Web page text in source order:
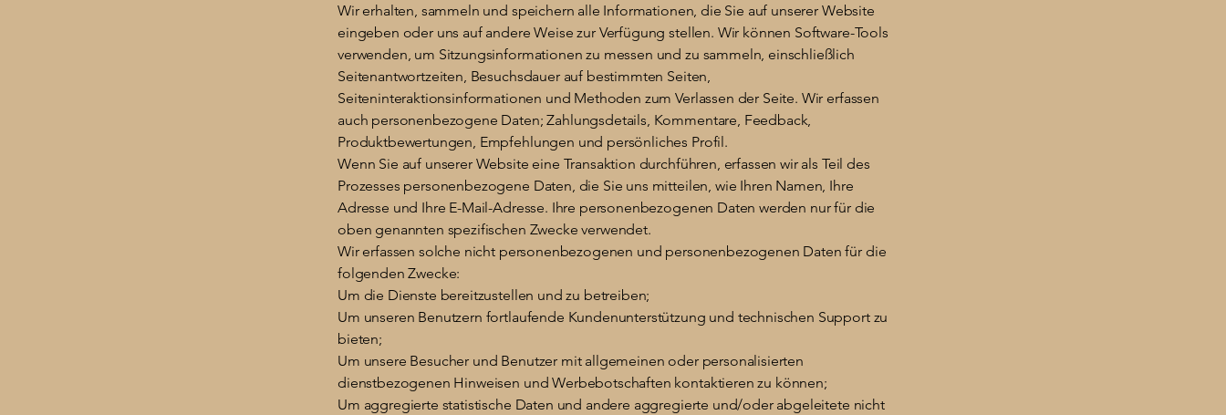
Wir erhalten, sammeln und speichern alle Informationen, die Sie auf unserer Website
eingeben oder uns auf andere Weise zur Verfügung stellen. Wir können Software-Tools
verwenden, um Sitzungsinformationen zu messen und zu sammeln, einschließlich
Seitenantwortzeiten, Besuchsdauer auf bestimmten Seiten,
Seiteninteraktionsinformationen und Methoden zum Verlassen der Seite. Wir erfassen
auch personenbezogene Daten; Zahlungsdetails, Kommentare, Feedback,
Produktbewertungen, Empfehlungen und persönliches Profil.
Wenn Sie auf unserer Website eine Transaktion durchführen, erfassen wir als Teil des
Prozesses personenbezogene Daten, die Sie uns mitteilen, wie Ihren Namen, Ihre
Adresse und Ihre E-Mail-Adresse. Ihre personenbezogenen Daten werden nur für die
oben genannten spezifischen Zwecke verwendet.
Wir erfassen solche nicht personenbezogenen und personenbezogenen Daten für die
folgenden Zwecke:
Um die Dienste bereitzustellen und zu betreiben;
Um unseren Benutzern fortlaufende Kundenunterstützung und technischen Support zu
bieten;
Um unsere Besucher und Benutzer mit allgemeinen oder personalisierten
dienstbezogenen Hinweisen und Werbebotschaften kontaktieren zu können;
Um aggregierte statistische Daten und andere aggregierte und/oder abgeleitete nicht